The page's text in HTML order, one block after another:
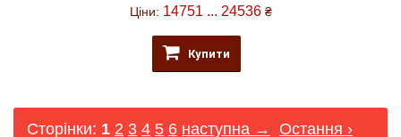
Ціни: 14751 ... 24536 ₴
Купити
Сторінки: 1 2 3 4 5 6 наступна → Остання ›